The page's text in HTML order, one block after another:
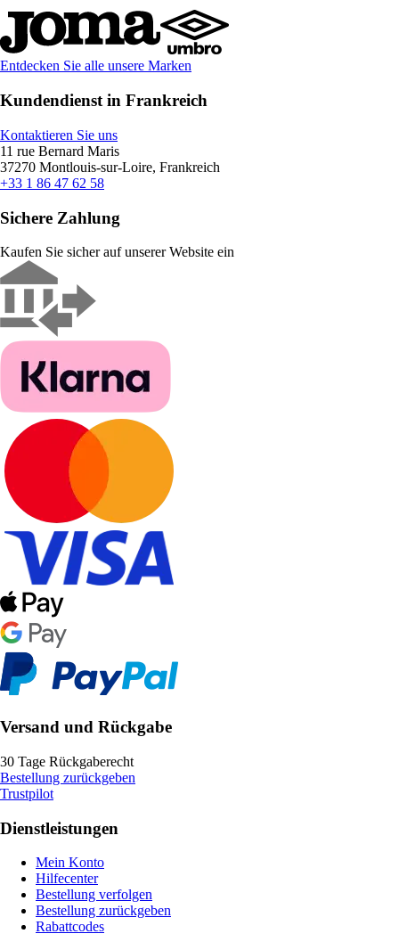
Entdecken Sie alle unsere Marken
Kundendienst in Frankreich
Kontaktieren Sie uns
11 rue Bernard Maris
37270 Montlouis-sur-Loire, Frankreich
+33 1 86 47 62 58
Sichere Zahlung
Kaufen Sie sicher auf unserer Website ein
Versand und Rückgabe
30 Tage Rückgaberecht
Bestellung zurückgeben
Trustpilot
Dienstleistungen
Mein Konto
Hilfecenter
Bestellung verfolgen
Bestellung zurückgeben
Rabattcodes